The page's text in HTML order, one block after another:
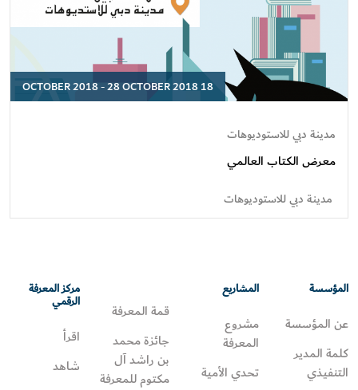
18 OCTOBER 2018 - 28 OCTOBER 2018
مدينة دبي للاستوديوهات
معرض الكتاب العالمي
مدينة دبي للاستوديوهات
المؤسسة
عن المؤسسة
كلمة المدير
التنفيذي
المشاريع
مشروع
المعرفة
تحدي الأمية
قمة المعرفة
جائزة محمد
بن راشد آل
مكتوم للمعرفة
مركز المعرفة
الرقمي
اقرأ
شاهد